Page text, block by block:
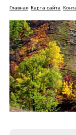
Главная Карта сайта